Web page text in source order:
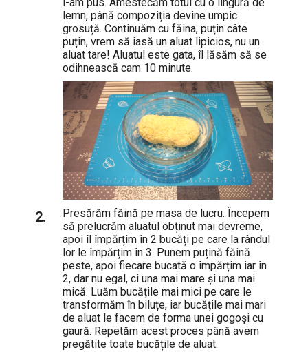
lemn, până compoziția devine umpic
grosuță. Continuăm cu făina, puțin câte
puțin, vrem să iasă un aluat lipicios, nu un
aluat tare! Aluatul este gata, îl lăsăm să se
odihnească cam 10 minute.
Presărăm făină pe masa de lucru. Începem
să prelucrăm aluatul obținut mai devreme,
apoi îl împărțim în 2 bucăți pe care la rândul
lor le împărțim în 3. Punem puțină făină
peste, apoi fiecare bucată o împărțim iar în
2, dar nu egal, ci una mai mare și una mai
mică. Luăm bucățile mai mici pe care le
transformăm în biluțe, iar bucățile mai mari
de aluat le facem de forma unei gogoși cu
gaură. Repetăm acest proces până avem
pregătite toate bucățile de aluat.